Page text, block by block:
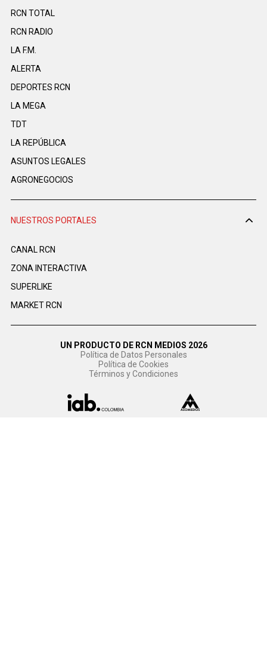
RCN TOTAL
RCN RADIO
LA F.M.
ALERTA
DEPORTES RCN
LA MEGA
TDT
LA REPÚBLICA
ASUNTOS LEGALES
AGRONEGOCIOS
NUESTROS PORTALES
CANAL RCN
ZONA INTERACTIVA
SUPERLIKE
MARKET RCN
UN PRODUCTO DE RCN MEDIOS 2026
Política de Datos Personales
Política de Cookies
Términos y Condiciones